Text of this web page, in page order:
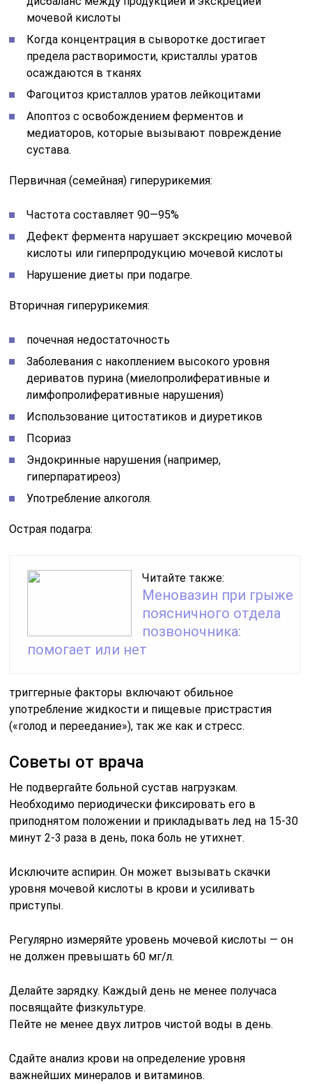
мочевой кислоты
Когда концентрация в сыворотке достигает
предела растворимости, кристаллы уратов
осаждаются в тканях
Фагоцитоз кристаллов уратов лейкоцитами
Апоптоз с освобождением ферментов и
медиаторов, которые вызывают повреждение
сустава.
Первичная (семейная) гиперурикемия:
Частота составляет 90—95%
Дефект фермента нарушает экскрецию мочевой
кислоты или гиперпродукцию мочевой кислоты
Нарушение диеты при подагре.
Вторичная гиперурикемия:
почечная недостаточность
Заболевания с накоплением высокого уровня
дериватов пурина (миелопролиферативные и
лимфопролиферативные нарушения)
Использование цитостатиков и диуретиков
Псориаз
Эндокринные нарушения (например,
гиперпаратиреоз)
Употребление алкоголя.
Острая подагра:
Читайте также:
Меновазин при грыже
поясничного отдела
позвоночника:
помогает или нет
триггерные факторы включают обильное
употребление жидкости и пищевые пристрастия
(«голод и переедание»), так же как и стресс.
Советы от врача
Не подвергайте больной сустав нагрузкам.
Необходимо периодически фиксировать его в
приподнятом положении и прикладывать лед на 15-30
минут 2-3 раза в день, пока боль не утихнет.
Исключите аспирин. Он может вызывать скачки
уровня мочевой кислоты в крови и усиливать
приступы.
Регулярно измеряйте уровень мочевой кислоты — он
не должен превышать 60 мг/л.
Делайте зарядку. Каждый день не менее получаса
посвящайте физкультуре.
Пейте не менее двух литров чистой воды в день.
Сдайте анализ крови на определение уровня
важнейших минералов и витаминов.